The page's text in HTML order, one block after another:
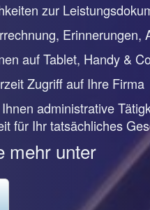
zur
Erinnerungen,
auf Tablet, Handy &
Zugriff auf Ihre Firma
administrative
für Ihr tatsächliches
mehr unter